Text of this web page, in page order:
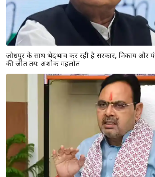
जोधपुर के साथ भेदभाव कर रही है सरकार, निकाय और
की जीत तय: अशोक गहलोत